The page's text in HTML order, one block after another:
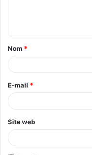
t
a
e
*
Nom *
E-mail *
Site web